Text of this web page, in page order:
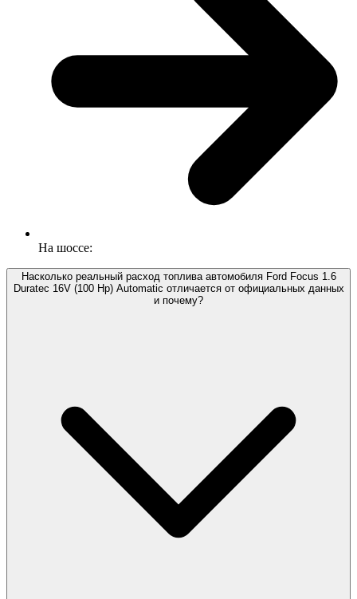
На шоссе:
Насколько реальный расход топлива автомобиля Ford Focus 1.6
Duratec 16V (100 Hp) Automatic отличается от официальных данных
и почему?